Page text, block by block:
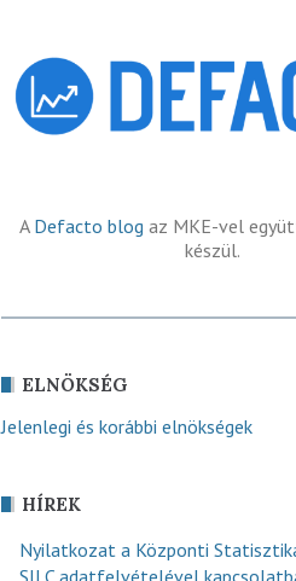
A Defacto blog az MKE-vel
készül.
ELNÖKSÉG
Jelenlegi és korábbi elnökségek
HÍREK
Nyilatkozat a Központi
SILC adatfelvételével